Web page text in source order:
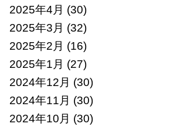
2025年4月 (30)
2025年3月 (32)
2025年2月 (16)
2025年1月 (27)
2024年12月 (30)
2024年11月 (30)
2024年10月 (30)